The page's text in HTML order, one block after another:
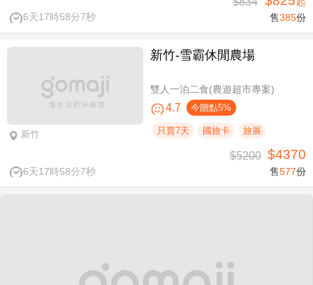
6天17時58分6秒 售385份
新竹
新竹-雪霸休閒農場
雙人一泊二食(農遊超市專案)
4.7 今贈點5%
只賣7天 國旅卡 旅展
6天17時58分6秒
$5200 $4370
售577份